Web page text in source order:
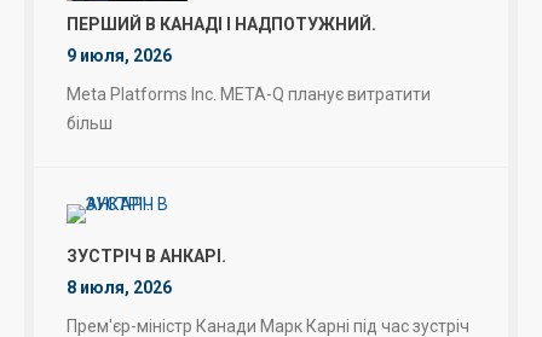
ПЕРШИЙ В КАНАДІ І НАДПОТУЖНИЙ.
9 июля, 2026
Meta Platforms Inc. META-Q планує витратити
більш
ЗУСТРІЧ В АНКАРІ.
8 июля, 2026
Прем'єр-міністр Канади Марк Карні під час зустріч